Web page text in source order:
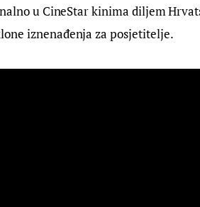
u CineStar kinima diljem
iznenađenja za posjetitelje.